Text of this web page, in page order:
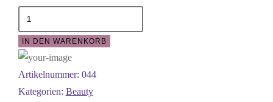
Jojobapeeling
Menge
IN DEN WARENKORB
Artikelnummer: 044
Kategorien: Beauty